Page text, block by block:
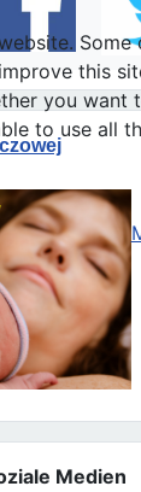
Medien
this
you want
to use all